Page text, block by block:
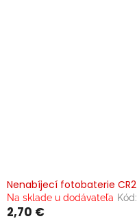
Nenabíjecí fotobaterie
Na sklade u dodávateľa Kód:
2,70 €